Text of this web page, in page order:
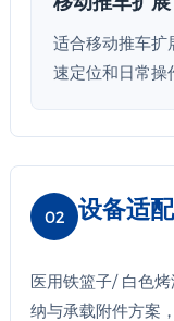
适合移动推车扩
速定位和日常操
02 设备适
医用铁篮子/ 白色
纳与承载附件方案